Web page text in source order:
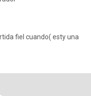
fiel cuando( esty una